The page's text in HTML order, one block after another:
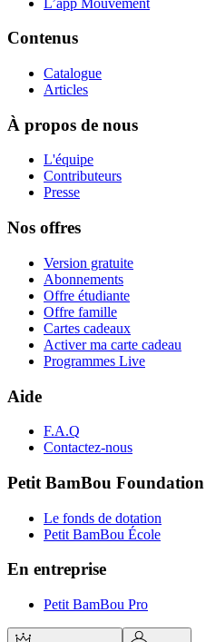
Contenus
Catalogue
Articles
À propos de nous
L'équipe
Contributeurs
Presse
Nos offres
Version gratuite
Abonnements
Offre étudiante
Offre famille
Cartes cadeaux
Activer ma carte cadeau
Programmes Live
Aide
F.A.Q
Contactez-nous
Petit BamBou Foundation
Le fonds de dotation
Petit BamBou École
En entreprise
Petit BamBou Pro